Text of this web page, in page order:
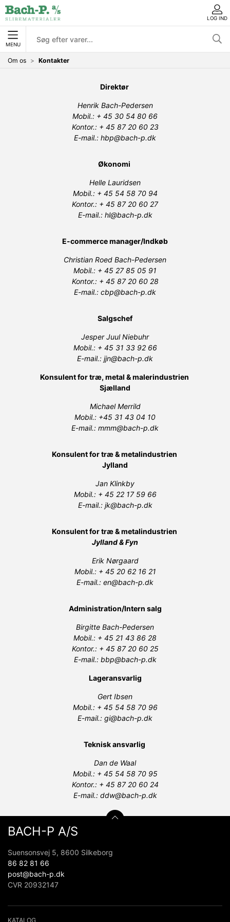
LOG IND
MENU
Om os Kontakter
Direktør
Henrik Bach-Pedersen
Mobil.: + 45 30 54 80 66
Kontor.: + 45 87 20 60 23
E-mail.: hbp@bach-p.dk
Økonomi
Helle Lauridsen
Mobil.: + 45 54 58 70 94
Kontor.: + 45 87 20 60 27
E-mail.: hl@bach-p.dk
E-commerce manager/Indkøb
Christian Roed Bach-Pedersen
Mobil.: + 45 27 85 05 91
Kontor.: + 45 87 20 60 28
E-mail.: cbp@bach-p.dk
Salgschef
Jesper Juul Niebuhr
Mobil.: + 45 31 33 92 66
E-mail.: jjn@bach-p.dk
Konsulent for træ, metal & malerindustrien
Sjælland
Michael Merrild
Mobil.: +45 31 43 04 10
E-mail.: mmm@bach-p.dk
Konsulent for træ & metalindustrien
Jylland
Jan Klinkby
Mobil.: + 45 22 17 59 66
E-mail.: jk@bach-p.dk
Konsulent for træ & metalindustrien
Jylland & Fyn
Erik Nørgaard
Mobil.: + 45 20 62 16 21
E-mail.: en@bach-p.dk
Administration/Intern salg
Birgitte Bach-Pedersen
Mobil.: + 45 21 43 86 28
Kontor.: + 45 87 20 60 25
E-mail.: bbp@bach-p.dk
Lageransvarlig
Gert Ibsen
Mobil.: + 45 54 58 70 96
E-mail.: gi@bach-p.dk
Teknisk ansvarlig
Dan de Waal
Mobil.: + 45 54 58 70 95
Kontor.: + 45 87 20 60 24
E-mail.: ddw@bach-p.dk
BACH-P A/S
Suensonsvej 5, 8600 Silkeborg
86 82 81 66
post@bach-p.dk
CVR 20932147
KATALOG